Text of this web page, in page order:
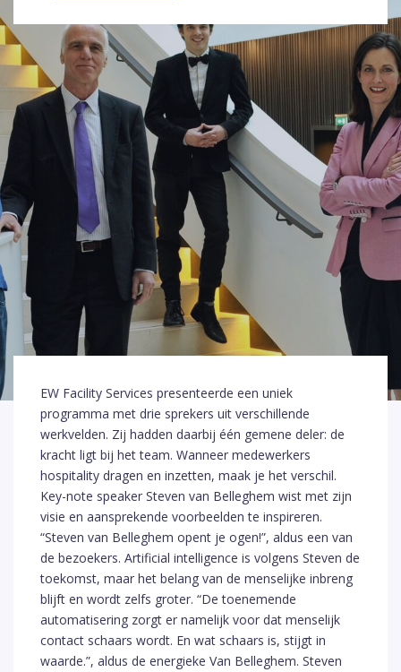
EW Facility Services presenteerde een uniek
programma met drie sprekers uit verschillende
werkvelden. Zij hadden daarbij één gemene deler: de
kracht ligt bij het team. Wanneer medewerkers
hospitality dragen en inzetten, maak je het verschil.
Key-note speaker Steven van Belleghem wist met zijn
visie en aansprekende voorbeelden te inspireren.
“Steven van Belleghem opent je ogen!”, aldus een van
de bezoekers. Artificial intelligence is volgens Steven de
toekomst, maar het belang van de menselijke inbreng
blijft en wordt zelfs groter. “De toenemende
automatisering zorgt er namelijk voor dat menselijk
contact schaars wordt. En wat schaars is, stijgt in
waarde.”, aldus de energieke Van Belleghem. Steven